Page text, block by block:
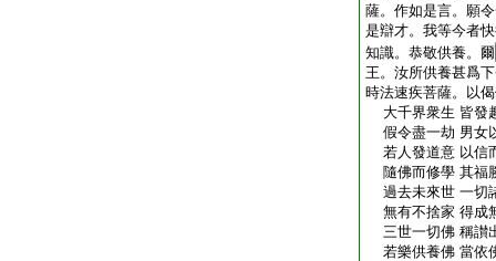
薩。作如是言。願
是辯才。我等今者
知識。恭敬供養。爾
王。汝所供養甚爲
時法速疾菩薩。以
大千界衆生 皆發
假令盡一劫 男女
若人發道意 以信
隨佛而修學 其福
過去未來世 一切
無有不捨家 得成
三世一切佛 稱讃
若樂供養佛 當依